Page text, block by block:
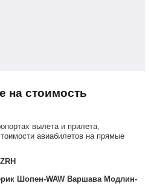
на стоимость
вылета и прилета,
авиабилетов на прямые
Шопен-WAW Варшава Модлин-